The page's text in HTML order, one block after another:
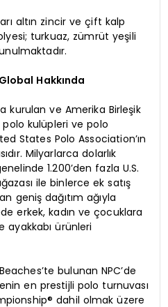
altın zincir ve çift kalp
turkuaz, zümrüt yeşili
Hakkında
kurulan ve Amerika Birleşik
kulüpleri ve polo
States Polo Association’ın
Milyarlarca dolarlık
1.200’den fazla U.S.
ile binlerce ek satış
geniş dağıtım ağıyla
erkek, kadın ve çocuklara
ayakkabı ürünleri
bulunan NPC’de
en prestijli polo turnuvası
dahil olmak üzere